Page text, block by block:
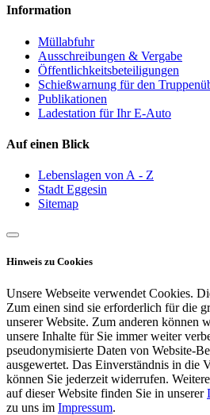
Information
Müllabfuhr
Ausschreibungen & Vergabe
Öffentlichkeitsbeteiligungen
Schießwarnung für den
Publikationen
Ladestation für Ihr E-Auto
Auf einen Blick
Lebenslagen von A - Z
Stadt Eggesin
Sitemap
Hinweis zu Cookies
Unsere Webseite verwendet Cookies.
Zum einen sind sie erforderlich für die
unserer Website. Zum anderen können
unsere Inhalte für Sie immer weiter
pseudonymisierte Daten von Website-
ausgewertet. Das Einverständnis in die
können Sie jederzeit widerrufen.
auf dieser Website finden Sie in unserer
zu uns im Impressum.